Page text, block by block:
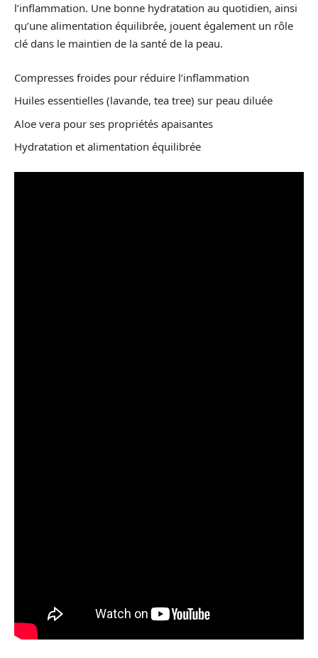
l’inflammation. Une bonne hydratation au quotidien, ainsi
qu’une alimentation équilibrée, jouent également un rôle
clé dans le maintien de la santé de la peau.
Compresses froides pour réduire l’inflammation
Huiles essentielles (lavande, tea tree) sur peau diluée
Aloe vera pour ses propriétés apaisantes
Hydratation et alimentation équilibrée